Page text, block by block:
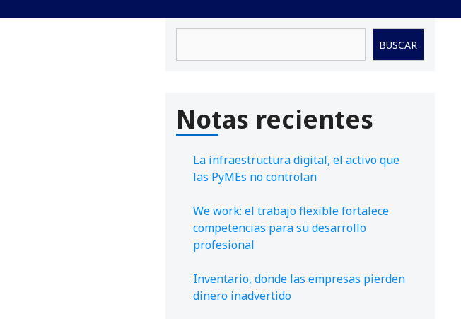
BUSCAR
Notas recientes
La infraestructura digital, el activo que
las PyMEs no controlan
We work: el trabajo flexible fortalece
competencias para su desarrollo
profesional
Inventario, donde las empresas pierden
dinero inadvertido